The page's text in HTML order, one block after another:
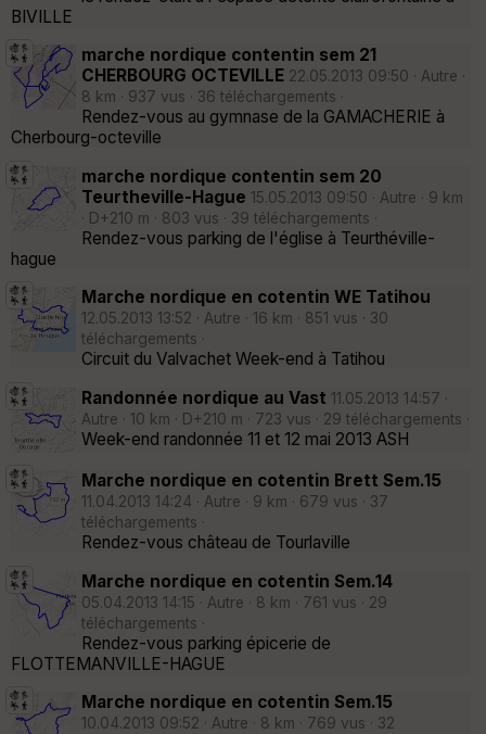
BIVILLE
marche nordique contentin sem 21
CHERBOURG OCTEVILLE 22.05.2013 09:50 · Autre ·
8 km · 937 vus · 36 téléchargements ·
Rendez-vous au gymnase de la GAMACHERIE à
Cherbourg-octeville
marche nordique contentin sem 20
Teurtheville-Hague 15.05.2013 09:50 · Autre · 9 km
· D+210 m · 803 vus · 39 téléchargements ·
Rendez-vous parking de l'église à Teurthéville-
hague
Marche nordique en cotentin WE Tatihou
12.05.2013 13:52 · Autre · 16 km · 851 vus · 30
téléchargements ·
Circuit du Valvachet Week-end à Tatihou
Randonnée nordique au Vast 11.05.2013 14:57 ·
Autre · 10 km · D+210 m · 723 vus · 29 téléchargements ·
Week-end randonnée 11 et 12 mai 2013 ASH
Marche nordique en cotentin Brett Sem.15
11.04.2013 14:24 · Autre · 9 km · 679 vus · 37
téléchargements ·
Rendez-vous château de Tourlaville
Marche nordique en cotentin Sem.14
05.04.2013 14:15 · Autre · 8 km · 761 vus · 29
téléchargements ·
Rendez-vous parking épicerie de
FLOTTEMANVILLE-HAGUE
Marche nordique en cotentin Sem.15
10.04.2013 09:52 · Autre · 8 km · 769 vus · 32